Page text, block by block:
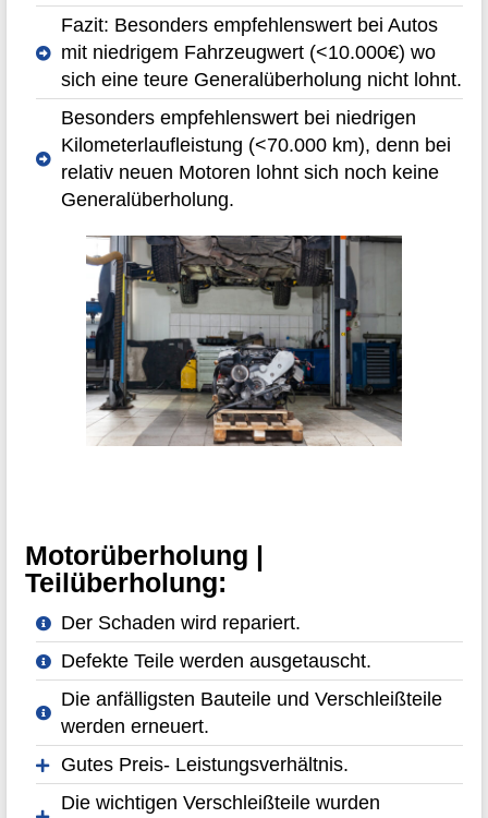
Fazit: Besonders empfehlenswert bei Autos
mit niedrigem Fahrzeugwert (<10.000€) wo
sich eine teure Generalüberholung nicht lohnt.
Besonders empfehlenswert bei niedrigen
Kilometerlaufleistung (<70.000 km), denn bei
relativ neuen Motoren lohnt sich noch keine
Generalüberholung.
Motorüberholung |
Teilüberholung:
Der Schaden wird repariert.
Defekte Teile werden ausgetauscht.
Die anfälligsten Bauteile und Verschleißteile
werden erneuert.
Gutes Preis- Leistungsverhältnis.
Die wichtigen Verschleißteile wurden